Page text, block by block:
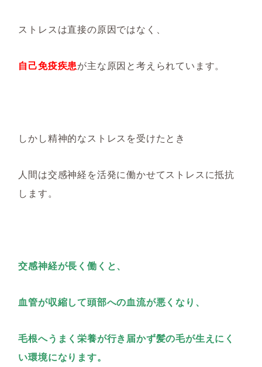
ストレスは直接の原因ではなく、
自己免疫疾患が主な原因と考えられています。
しかし精神的なストレスを受けたとき
人間は交感神経を活発に働かせてストレスに抵抗
します。
交感神経が長く働くと、
血管が収縮して頭部への血流が悪くなり、
毛根へうまく栄養が行き届かず髪の毛が生えにく
い環境になります。